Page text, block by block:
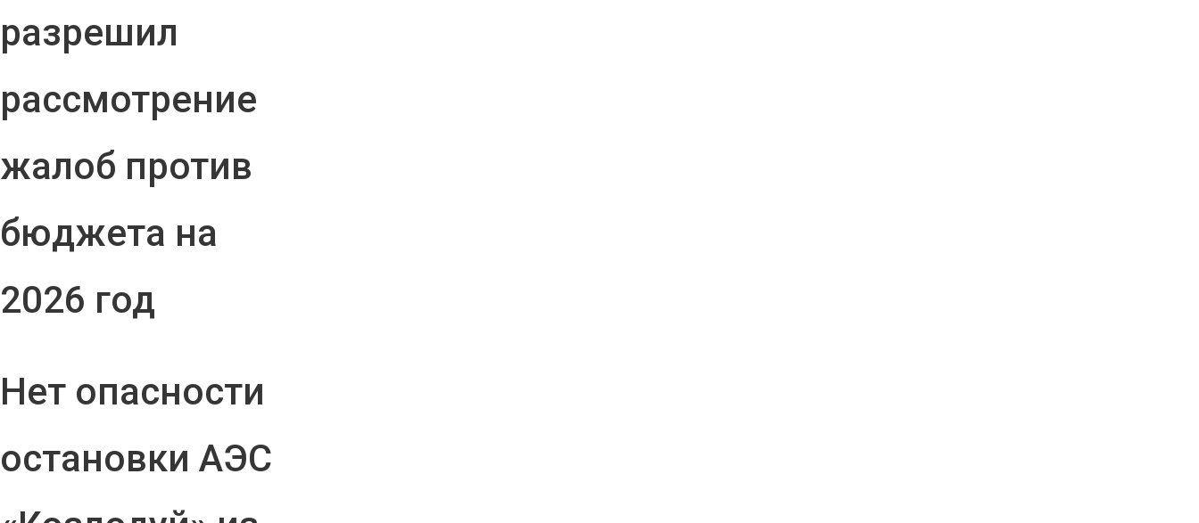
разрешил
рассмотрение
жалоб против
бюджета на
2026 год
Нет опасности
остановки АЭС